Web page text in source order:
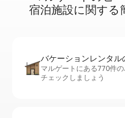
宿⁠泊⁠施⁠設⁠に関⁠す⁠る
バケーションレ⁠ン⁠タ⁠ル⁠
マルゲートにある770件
チェックしましょう